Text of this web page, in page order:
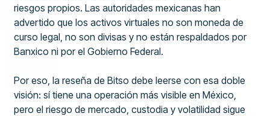
riesgos propios. Las autoridades mexicanas han
advertido que los activos virtuales no son moneda de
curso legal, no son divisas y no están respaldados por
Banxico ni por el Gobierno Federal.
Por eso, la reseña de Bitso debe leerse con esa doble
visión: sí tiene una operación más visible en México,
pero el riesgo de mercado, custodia y volatilidad sigue